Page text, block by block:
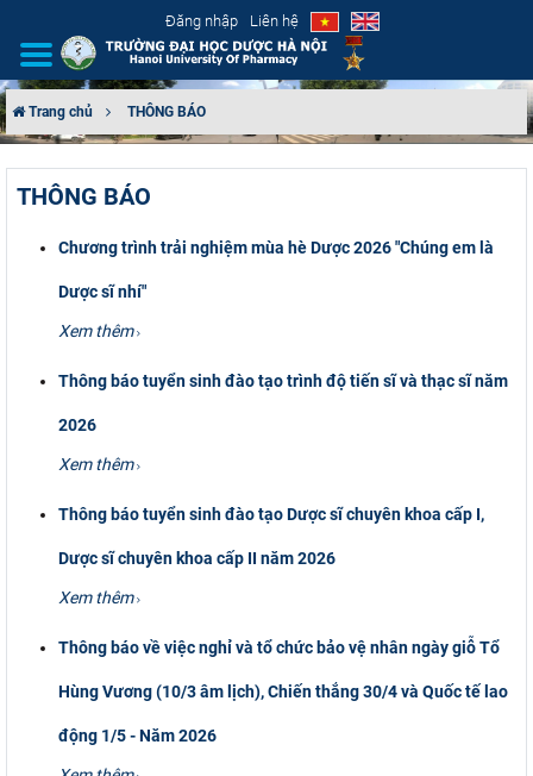
Đăng nhập Liên hệ
ĐÀO TẠO
ĐẢM BẢO CHẤT LƯỢNG
HTQT
CỰU NGƯỜI HỌC
Trang chủ THÔNG BÁO
THÔNG BÁO
Chương trình trải nghiệm mùa hè Dược 2026 "Chúng em là
Dược sĩ nhí"
Xem thêm
Thông báo tuyển sinh đào tạo trình độ tiến sĩ và thạc sĩ năm
2026
Xem thêm
Thông báo tuyển sinh đào tạo Dược sĩ chuyên khoa cấp I,
Dược sĩ chuyên khoa cấp II năm 2026
Xem thêm
Thông báo về việc nghỉ và tổ chức bảo vệ nhân ngày giỗ Tổ
Hùng Vương (10/3 âm lịch), Chiến thắng 30/4 và Quốc tế lao
động 1/5 - Năm 2026